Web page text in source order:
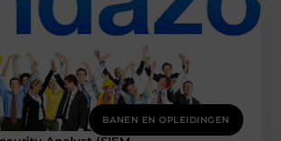
BANEN EN OPLEIDINGEN